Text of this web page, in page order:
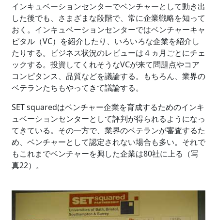
インキュベーションセンターでベンチャーとして動き出
した後でも、さまざまな段階で、常に企業戦略を知って
おく。インキュベーションセンターではベンチャーキャ
ピタル（VC）を紹介したり、いろいろな企業を紹介し
たりする。ビジネス状況のレビューは４ヵ月ごとにチェ
ックする。投資してくれそうなVCが来て問題点やコア
コンピタンス、品質などを議論する。もちろん、業界の
ベテランたちもやってきて議論する。
SET squaredはベンチャー企業を育成するためのインキ
ュベーションセンターとして評判が得られるようになっ
てきている。その一方で、業界のベテランが審査するた
め、ベンチャーとして認定されない場合も多い。それで
もこれまでベンチャーを興した企業は80社に上る（写
真22）。